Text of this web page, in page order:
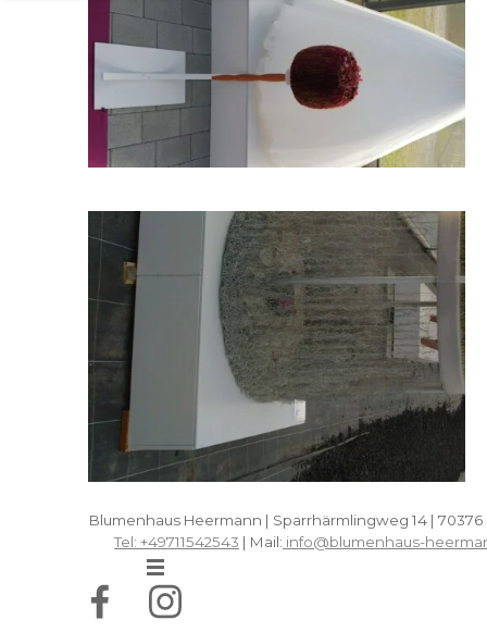
Blumenhaus Heermann | Sparrhärmlingweg 14 |
Tel: +49711542543 | Mail: info@blumenhaus-
Menü überspringen